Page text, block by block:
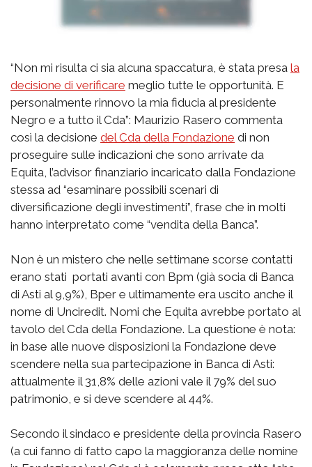
“Non mi risulta ci sia alcuna spaccatura, è stata presa la
decisione di verificare meglio tutte le opportunità. E
personalmente rinnovo la mia fiducia al presidente
Negro e a tutto il Cda”: Maurizio Rasero commenta
così la decisione del Cda della Fondazione di non
proseguire sulle indicazioni che sono arrivate da
Equita, l’advisor finanziario incaricato dalla Fondazione
stessa ad “esaminare possibili scenari di
diversificazione degli investimenti”, frase che in molti
hanno interpretato come “vendita della Banca”.
Non è un mistero che nelle settimane scorse contatti
erano stati portati avanti con Bpm (già socia di Banca
di Asti al 9,9%), Bper e ultimamente era uscito anche il
nome di Unciredit. Nomi che Equita avrebbe portato al
tavolo del Cda della Fondazione. La questione è nota:
in base alle nuove disposizioni la Fondazione deve
scendere nella sua partecipazione in Banca di Asti:
attualmente il 31,8% delle azioni vale il 79% del suo
patrimonio, e si deve scendere al 44%.
Secondo il sindaco e presidente della provincia Rasero
(a cui fanno di fatto capo la maggioranza delle nomine